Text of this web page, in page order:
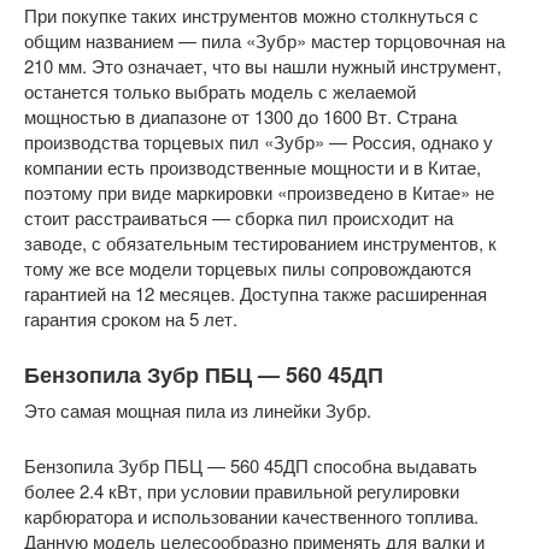
При покупке таких инструментов можно столкнуться с
общим названием — пила «Зубр» мастер торцовочная на
210 мм. Это означает, что вы нашли нужный инструмент,
останется только выбрать модель с желаемой
мощностью в диапазоне от 1300 до 1600 Вт. Страна
производства торцевых пил «Зубр» — Россия, однако у
компании есть производственные мощности и в Китае,
поэтому при виде маркировки «произведено в Китае» не
стоит расстраиваться — сборка пил происходит на
заводе, с обязательным тестированием инструментов, к
тому же все модели торцевых пилы сопровождаются
гарантией на 12 месяцев. Доступна также расширенная
гарантия сроком на 5 лет.
Бензопила Зубр ПБЦ — 560 45ДП
Это самая мощная пила из линейки Зубр.
Бензопила Зубр ПБЦ — 560 45ДП способна выдавать
более 2.4 кВт, при условии правильной регулировки
карбюратора и использовании качественного топлива.
Данную модель целесообразно применять для валки и